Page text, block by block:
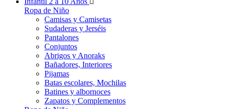
Ropa de Niño
Camisas y Camisetas
Sudaderas y Jerséis
Pantalones
Conjuntos
Abrigos y Anoraks
Bañadores, Interiores
Pijamas
Batas escolares, Mochilas
Batines y albornoces
Zapatos y Complementos